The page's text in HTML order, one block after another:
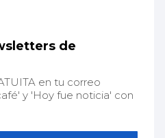
de
en tu correo
y 'Hoy fue noticia' con